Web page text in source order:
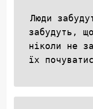
Люди
забудуть,
ніколи не
їх